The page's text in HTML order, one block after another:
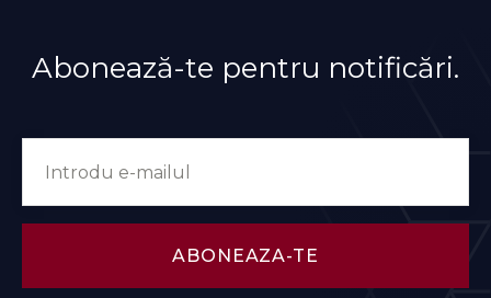
Abonează-te pentru notificări.